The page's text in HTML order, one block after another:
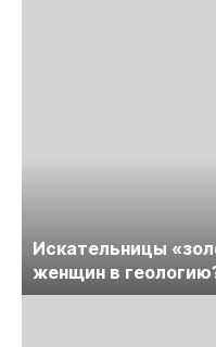
Искательницы
женщин в